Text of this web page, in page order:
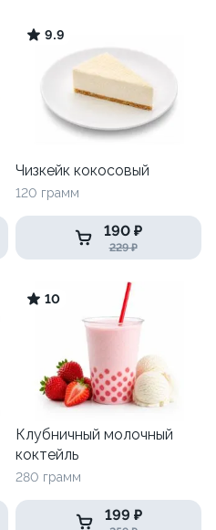
9.9
Чизкейк кокосовый
120 грамм
190 ₽
229 ₽
10
Клубничный молочный
коктейль
280 грамм
199 ₽